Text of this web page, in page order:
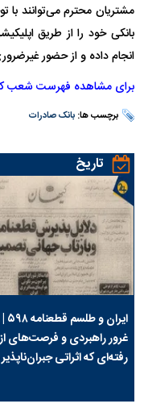
مشتریان محترم می‌توانند با
بانکی خود را از طریق
انجام داده و از حضور
برای مشاهده فهرست شعب
برچسب ها:بانک صادرات
تاریخ
غرور راهبردی و فرصت‌های
رفته‌ای که اثراتی